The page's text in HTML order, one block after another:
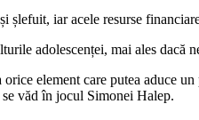
șlefuit, iar acele resurse
adolescenței, mai ales dacă
element care putea
se văd în jocul Simonei Halep.